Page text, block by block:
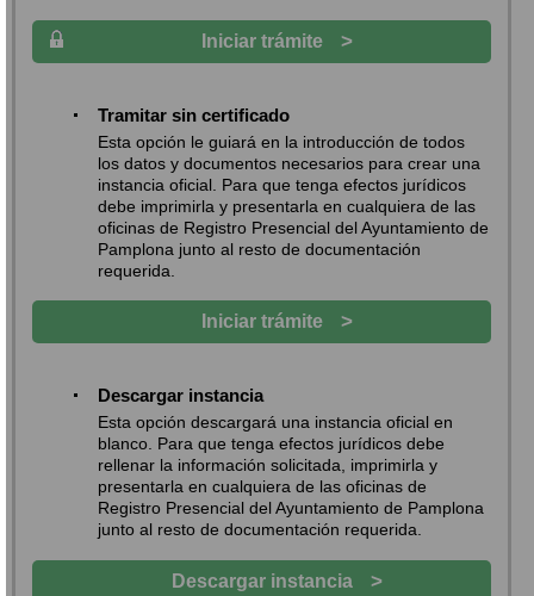
Iniciar trámite >
Tramitar sin certificado
Esta opción le guiará en la introducción de todos
los datos y documentos necesarios para crear una
instancia oficial. Para que tenga efectos jurídicos
debe imprimirla y presentarla en cualquiera de las
oficinas de Registro Presencial del Ayuntamiento de
Pamplona junto al resto de documentación
requerida.
Iniciar trámite >
Descargar instancia
Esta opción descargará una instancia oficial en
blanco. Para que tenga efectos jurídicos debe
rellenar la información solicitada, imprimirla y
presentarla en cualquiera de las oficinas de
Registro Presencial del Ayuntamiento de Pamplona
junto al resto de documentación requerida.
Descargar instancia >